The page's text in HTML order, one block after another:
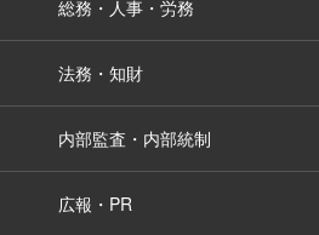
総務・人事・労務
法務・知財
内部監査・内部統制
広報・PR